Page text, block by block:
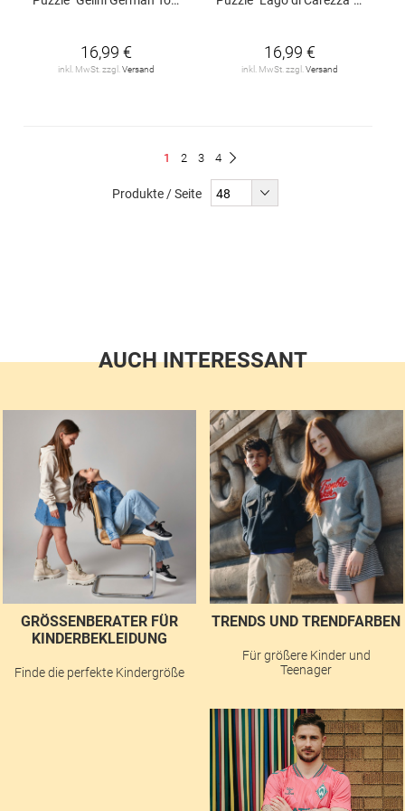
16,99 €
inkl. MwSt. zzgl. Versand
16,99 €
inkl. MwSt. zzgl. Versand
Du
1 Seite
2 Seite
3 Seite
4
Produkte / Seite
AUCH INTERESSANT
GRÖSSENBERATER FÜR K
INDERBEKLEIDUNG
Finde die perfekte Kindergröße
TRENDS UND TRENDFARBEN
Für größere Kinder und
Teenager